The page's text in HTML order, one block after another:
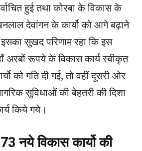
हुई तथा कोरबा के विकास के
देवांगन के कार्यो को आगे बढ़ाने
सुखद परिणाम रहा कि इस
रूपये के विकास कार्य स्वीकृत
को गति दी गई, तो वहीं दूसरी ओर
सुविधाओं की बेहतरी की दिशा
किये गये।
नये विकास कार्यो की